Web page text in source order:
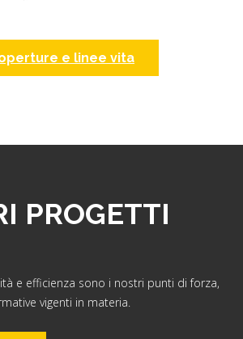
e linee vita
PROGETTI
e efficienza sono i nostri punti di forza,
vigenti in materia.